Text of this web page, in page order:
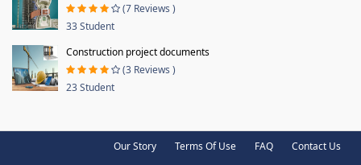
(7 Reviews )
33 Student
Construction project documents
(3 Reviews )
23 Student
Our Story Terms Of Use FAQ Contact Us